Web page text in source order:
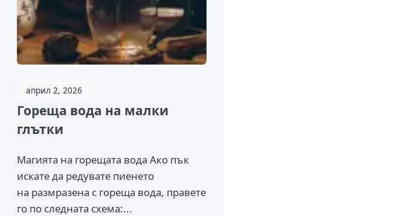
април 2, 2026
Гореща вода на малки
глътки
Магията на горещата вода Ако пък
искате да редувате пиенето
на размразена с гореща вода, правете
го по следната схема:...